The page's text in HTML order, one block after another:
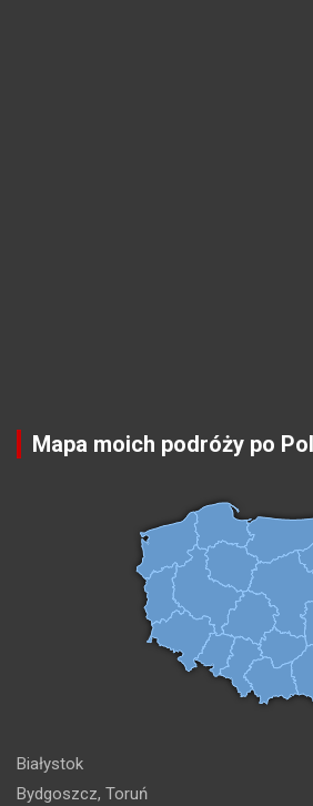
Mapa moich podróży po
Białystok
Bydgoszcz, Toruń